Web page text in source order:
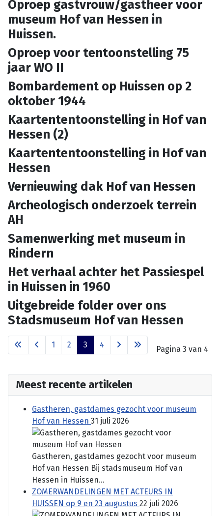
Oproep gastvrouw/gastheer voor
museum Hof van Hessen in
Huissen.
Oproep voor tentoonstelling 75
jaar WO II
Bombardement op Huissen op 2
oktober 1944
Kaartententoonstelling in Hof van
Hessen (2)
Kaartententoonstelling in Hof van
Hessen
Vernieuwing dak Hof van Hessen
Archeologisch onderzoek terrein
AH
Samenwerking met museum in
Rindern
Het verhaal achter het Passiespel
in Huissen in 1960
Uitgebreide folder over ons
Stadsmuseum Hof van Hessen
Pagina 3 van 4
1 2 3 4
Meest recente artikelen
Gastheren, gastdames gezocht voor museum
Hof van Hessen 31 juli 2026
Gastheren, gastdames gezocht voor museum
Hof van Hessen Bij stadsmuseum Hof van
Hessen in Huissen...
ZOMERWANDELINGEN MET ACTEURS IN
HUISSEN op 9 en 23 augustus 22 juli 2026